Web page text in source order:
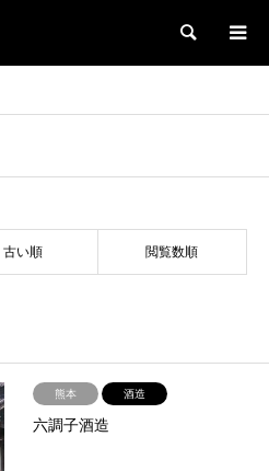
検索
古い順 閲覧数順
熊本 酒造
六調子酒造